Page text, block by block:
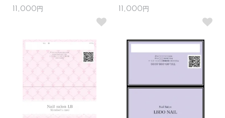
11,000円
11,000円